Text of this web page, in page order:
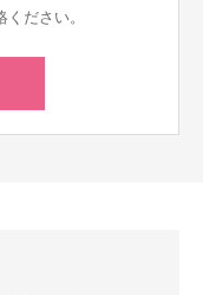
ださい。